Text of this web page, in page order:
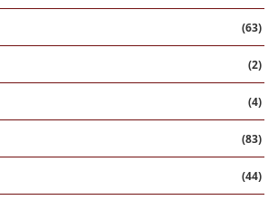
(63)
(2)
(4)
(83)
(44)